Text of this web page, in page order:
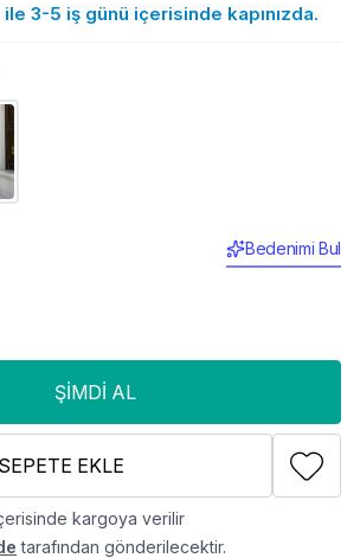
3-5 iş günü içerisinde kapınızda.
Bedenimi Bul
ŞIMDI AL
SEPETE EKLE
kargoya verilir
tarafından gönderilecektir.